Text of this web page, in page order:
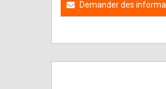
Demander des